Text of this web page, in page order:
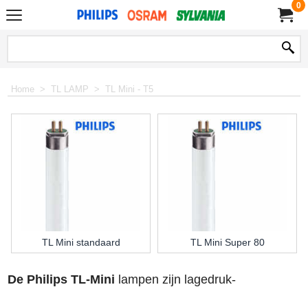
0
Home > TL LAMP > TL Mini - T5
TL Mini standaard TL Mini Super 80
De Philips TL-Mini lampen zijn lagedruk-